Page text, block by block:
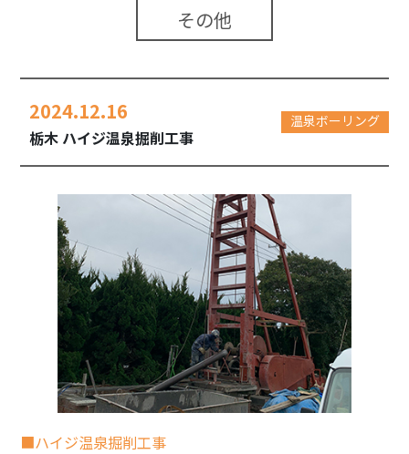
その他
2024.12.16
栃木 ハイジ温泉掘削工事
温泉ボーリング
■ハイジ温泉掘削工事